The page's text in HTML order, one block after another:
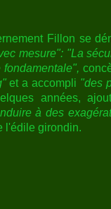
Fillon se
mesure": "La
et a accompli "des
années,
à des
l'édile girondin.